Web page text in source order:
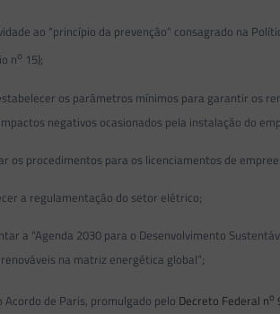
ao “princípio da prevenção” consagrado na
no 15);
os parâmetros mínimos para garantir os
negativos ocasionados pela instalação do
procedimentos para os licenciamentos de
a regulamentação do setor elétrico;
a “Agenda 2030 para o Desenvolvimento
na matriz energética global”;
de Paris, promulgado pelo Decreto Federal no